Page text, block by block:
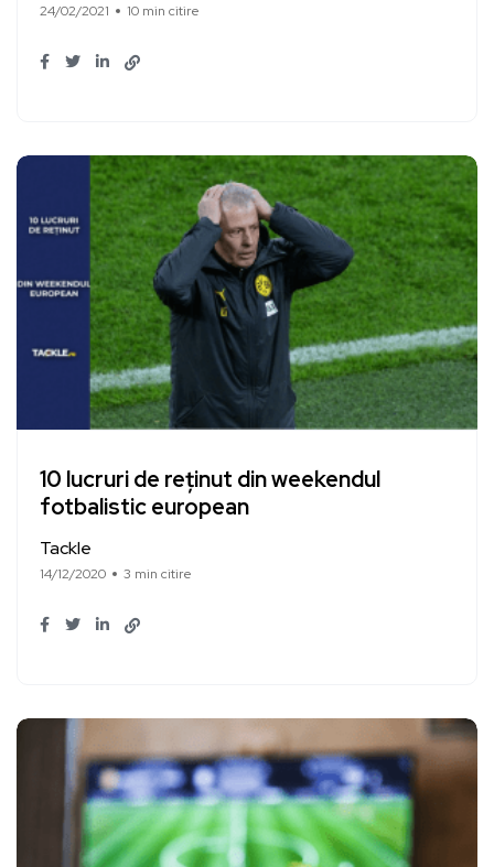
24/02/2021 10 min citire
10 lucruri de reținut din weekendul
fotbalistic european
Tackle
14/12/2020 3 min citire